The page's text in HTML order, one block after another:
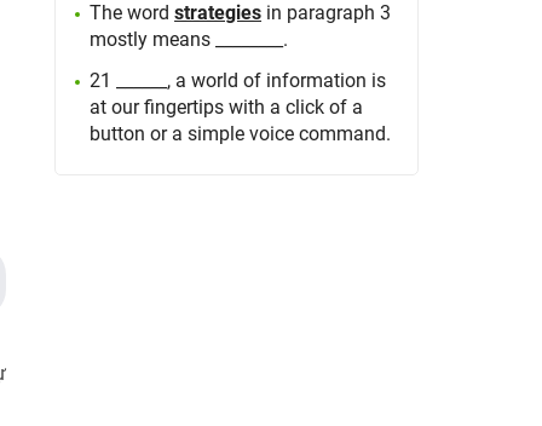
The wordstrategies in paragraph 3
mostly means ________.
21 ______, a world of information is
at our fingertips with a click of a
button or a simple voice command.